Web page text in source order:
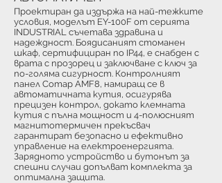
Проектиран да издържа на най-тежките
условия, моделът EY-100F от серията
INDUSTRIAL съчетава здравина и
надеждност. Боядисаният стоманен
шкаф, сертифициран по IP44, е снабден с
врата с прозорец и заключване с ключ за
по-голяма сигурност. Контролният
панел Comap AMF8, намиращ се в
автоматичната кутия, осигурява
прецизен контрол, докато клемната
кутия с пълна мощност и 4-полюсният
магнитотермичен прекъсвач
гарантират безопасно и ефективно
управление на електроенергията.
Зарядното устройство и бутонът за
спешни случаи допълват комплекта за
оптимална защита.